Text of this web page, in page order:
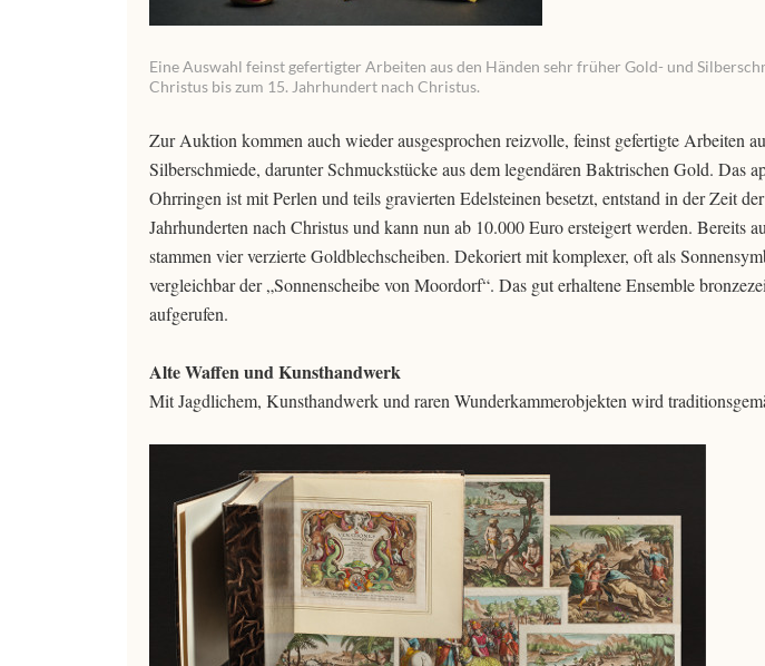
Eine Auswahl feinst gefertigter Arbeiten aus den Händen sehr früher Gold- und
Christus bis zum 15. Jahrhundert nach Christus.
Zur Auktion kommen auch wieder ausgesprochen reizvolle, feinst gefertigte Arbeiten
Silberschmiede, darunter Schmuckstücke aus dem legendären Baktrischen Gold. Das
Ohrringen ist mit Perlen und teils gravierten Edelsteinen besetzt, entstand in der Zeit
Jahrhunderten nach Christus und kann nun ab 10.000 Euro ersteigert werden. Bereits
stammen vier verzierte Goldblechscheiben. Dekoriert mit komplexer, oft als
vergleichbar der „Sonnenscheibe von Moordorf“. Das gut erhaltene Ensemble
aufgerufen.
Alte Waffen und Kunsthandwerk
Mit Jagdlichem, Kunsthandwerk und raren Wunderkammerobjekten wird